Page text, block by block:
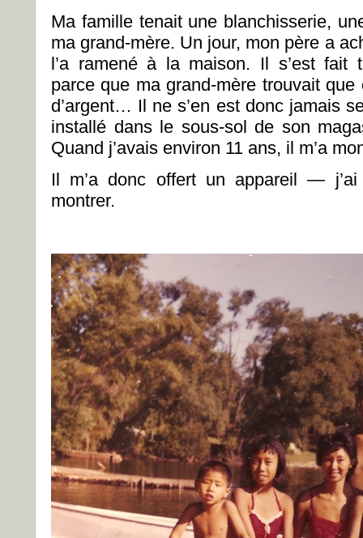
Ma famille tenait une blanchisserie,
ma grand-mère. Un jour, mon père a
l’a ramené à la maison. Il s’est fait
parce que ma grand-mère trouvait que
d’argent… Il ne s’en est donc jamais
installé dans le sous-sol de son
Quand j’avais environ 11 ans, il m’a
Il m’a donc offert un appareil ―
montrer.